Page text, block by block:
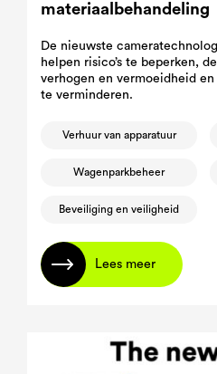
materiaalbehandeling
De nieuwste
helpen risico’s te beperken,
verhogen en vermoeidheid
te verminderen.
Verhuur van apparatuur
Wagenparkbeheer
Beveiliging en veiligheid
Lees meer